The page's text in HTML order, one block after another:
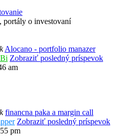
portály o investovaní
Alocano - portfolio manazer
Zobraziť posledný príspevok
am
financna paka a margin call
Zobraziť posledný príspevok
pm